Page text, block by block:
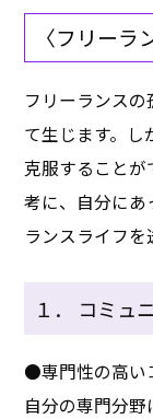
〈フリーラ
フリーランス
て生じます。し
克服すること
考に、自分にあ
ランスライフを
１． コミュ
●専門性の高い
自分の専門分